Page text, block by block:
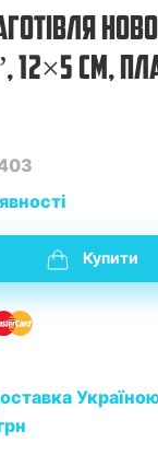
12×5 СМ,
Купити